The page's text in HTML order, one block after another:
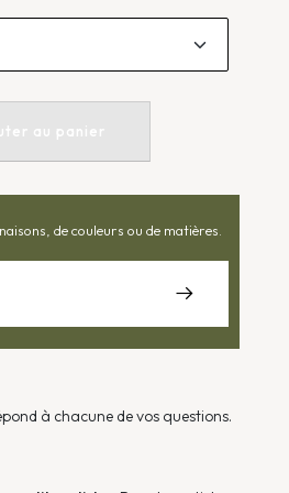
au panier
de couleurs ou de matières.
à chacune de vos questions.